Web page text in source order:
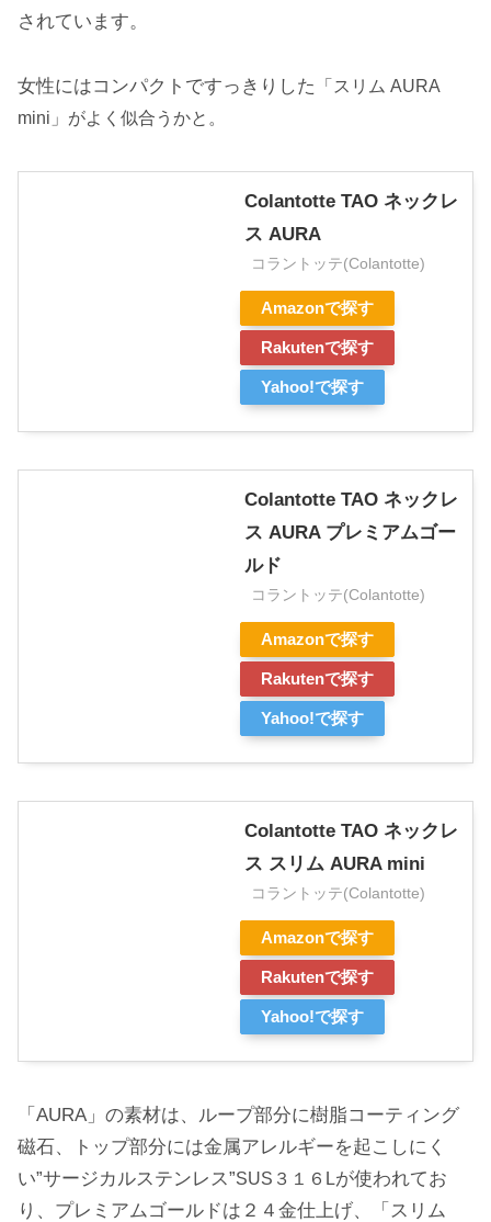
されています。
女性にはコンパクトですっきりした
「スリム AURA
mini」がよく似合うかと。
Colantotte TAO ネックレ
ス AURA
コラントッテ(Colantotte)
Amazonで探す
Rakutenで探す
Yahoo!で探す
Colantotte TAO ネックレ
ス AURA プレミアムゴー
ルド
コラントッテ(Colantotte)
Amazonで探す
Rakutenで探す
Yahoo!で探す
Colantotte TAO ネックレ
ス スリム AURA mini
コラントッテ(Colantotte)
Amazonで探す
Rakutenで探す
Yahoo!で探す
「AURA」の素材は、ループ部分に樹脂コーティング
磁石、トップ部分には金属アレルギーを起こしにく
い”サージカルステンレス”SUS３１６Lが使われてお
り、プレミアムゴールドは２４金仕上げ、「スリム